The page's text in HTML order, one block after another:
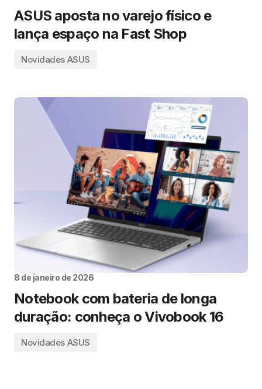
ASUS aposta no varejo físico e
lança espaço na Fast Shop
Novidades ASUS
8 de janeiro de 2026
Notebook com bateria de longa
duração: conheça o Vivobook 16
Novidades ASUS